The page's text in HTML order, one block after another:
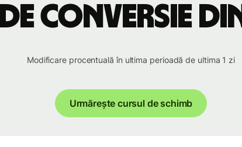
conversie din
Modificare procentuală în ultima perioadă de ultima 1 zi
Urmărește cursul de schimb